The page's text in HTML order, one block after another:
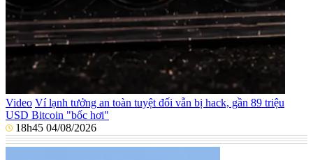
Video Ví lạnh tưởng an toàn tuyệt đối vẫn bị hack, gần 89 triệu
USD Bitcoin "bốc hơi"
18h45 04/08/2026